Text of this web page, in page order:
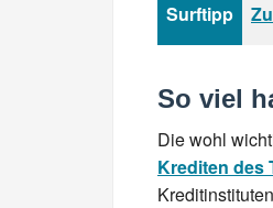
Surftipp
So viel
Die wohl
Krediten des